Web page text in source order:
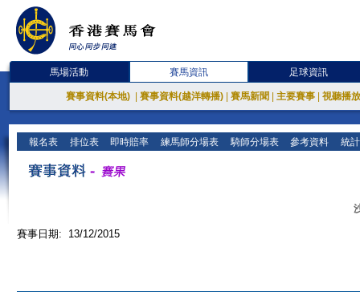
馬場活動 賽馬資訊 足球資訊
賽事資料(本地) 賽事資料(越洋轉播) 賽馬新聞 主要賽事 視聽播
報名表 排位表 即時賠率 練馬師分場表 騎師分場表 參考資料 統
賽事日期: 13/12/2015